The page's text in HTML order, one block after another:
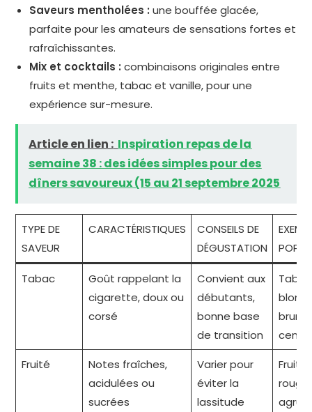
Saveurs mentholées : une bouffée glacée,
parfaite pour les amateurs de sensations fortes et
rafraîchissantes.
Mix et cocktails : combinaisons originales entre
fruits et menthe, tabac et vanille, pour une
expérience sur-mesure.
Article en lien : Inspiration repas de la
semaine 38 : des idées simples pour des
dîners savoureux (15 au 21 septembre 2025
TYPE DE
SAVEUR
CARACTÉRISTIQUES
CONSEILS DE
DÉGUSTATION
Tabac
Goût rappelant la
cigarette, doux ou
corsé
Convient aux
débutants,
bonne base
de transition
Tabac
blond,
brun,
Fruité
Notes fraîches,
acidulées ou
sucrées
Varier pour
éviter la
lassitude
Fruits